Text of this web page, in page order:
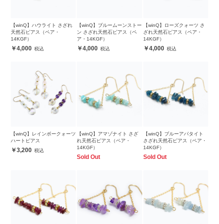
【winQ】ハウライト さざれ
天然石ピアス（ペア・
14KGF）
4,000
【winQ】ブルームーンストー
ン さざれ天然石ピアス（ペ
ア・14KGF）
4,000
【winQ】ローズクォーツ さ
ざれ天然石ピアス（ペア・
14KGF）
4,000
【winQ】レインボークォーツ
ハートピアス
3,200
【winQ】アマゾナイト さざ
れ天然石ピアス（ペア・
14KGF）
Sold Out
【winQ】ブルーアパタイト
さざれ天然石ピアス（ペア・
14KGF）
Sold Out